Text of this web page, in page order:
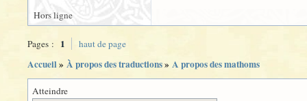
Hors ligne
Pages : 1 haut de page
Accueil» À propos des traductions» A propos des mathoms
Atteindre